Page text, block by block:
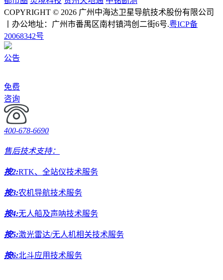
COPYRIGHT © 2026 广州中海达卫星导航技术股份有限公司
丨办公地址：广州市番禺区南村镇鸿创二街6号.粤ICP备
20068342号
公告
免费
咨询
400-678-6690
售后技术支持：
按2:RTK、全站仪技术服务
按3:农机导航技术服务
按4:无人船及声呐技术服务
按5:激光雷达/无人机相关技术服务
按6:北斗应用技术服务